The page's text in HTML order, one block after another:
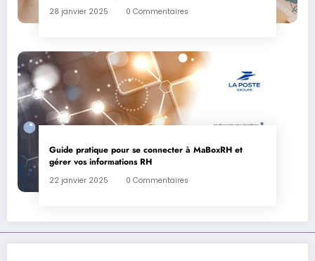
28 janvier 2025 0 Commentaires
Guide pratique pour se connecter à MaBoxRH et
gérer vos informations RH
22 janvier 2025 0 Commentaires